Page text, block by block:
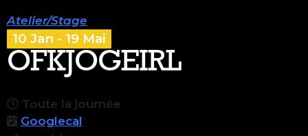
Atelier/Stage
10 Jan - 19 Mai
OFKJOGEIRL
Toute la journée
Googlecal